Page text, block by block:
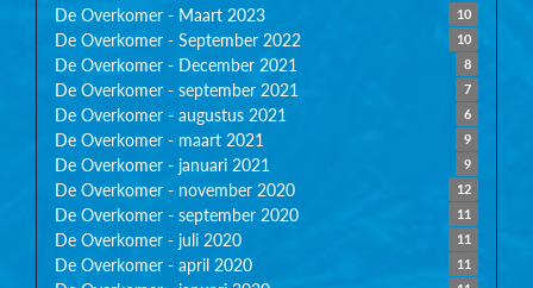
10
De Overkomer - Maart 2023
10
De Overkomer - September 2022
8
De Overkomer - December 2021
7
De Overkomer - september 2021
6
De Overkomer - augustus 2021
9
De Overkomer - maart 2021
9
De Overkomer - januari 2021
12
De Overkomer - november 2020
11
De Overkomer - september 2020
11
De Overkomer - juli 2020
11
De Overkomer - april 2020